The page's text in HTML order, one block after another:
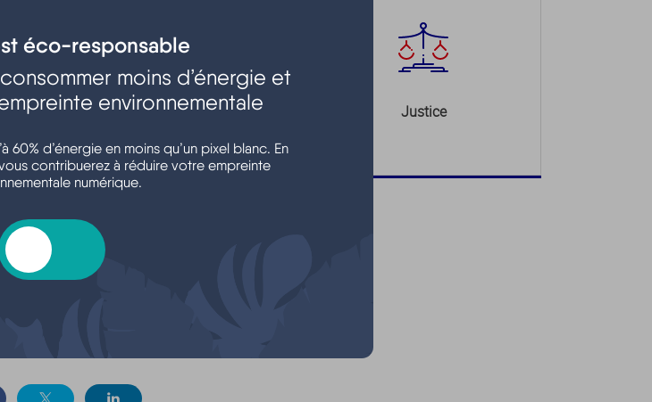
Argent - Impôts -
Justice
éco-responsable
moins d’énergie et
environnementale
60% d’énergie en moins qu’un pixel blanc. En
contribuerez à réduire votre empreinte
numérique.